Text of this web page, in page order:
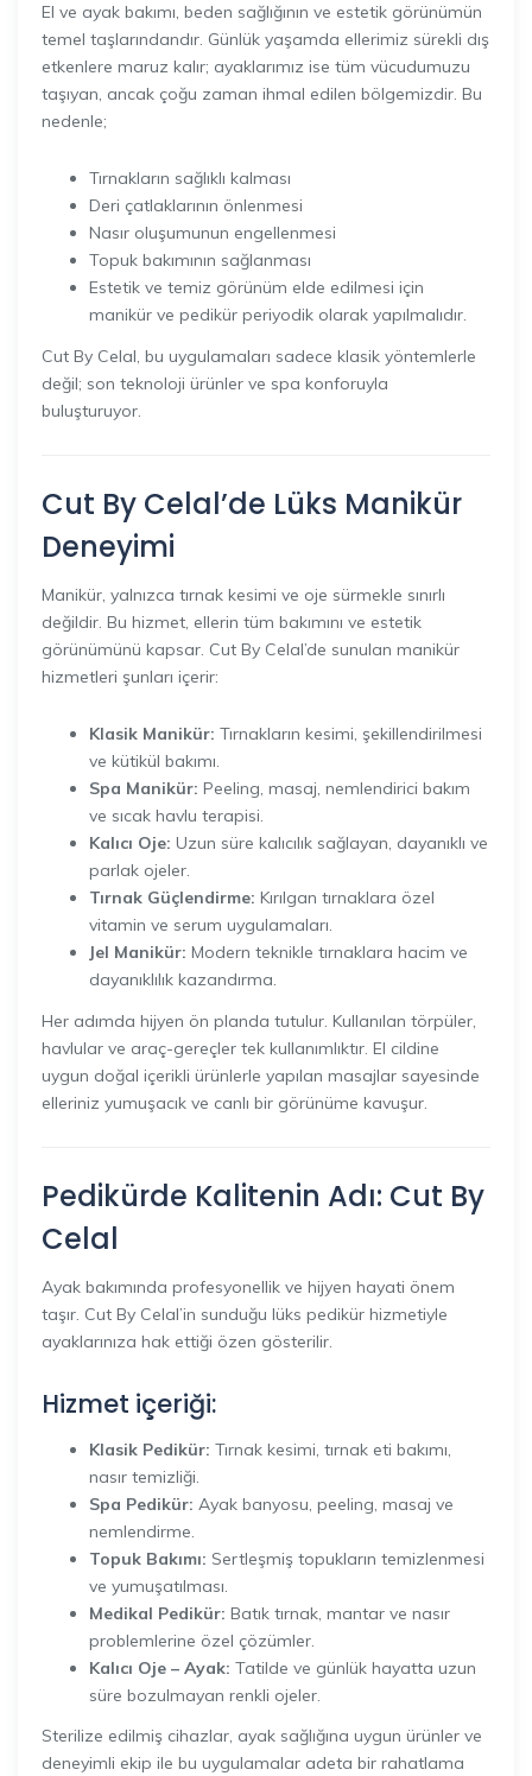
El ve ayak bakımı, beden sağlığının ve estetik görünümün
temel taşlarındandır. Günlük yaşamda ellerimiz sürekli dış
etkenlere maruz kalır; ayaklarımız ise tüm vücudumuzu
taşıyan, ancak çoğu zaman ihmal edilen bölgemizdir. Bu
nedenle;
Tırnakların sağlıklı kalması
Deri çatlaklarının önlenmesi
Nasır oluşumunun engellenmesi
Topuk bakımının sağlanması
Estetik ve temiz görünüm elde edilmesi için
manikür ve pedikür periyodik olarak yapılmalıdır.
Cut By Celal, bu uygulamaları sadece klasik yöntemlerle
değil; son teknoloji ürünler ve spa konforuyla
buluşturuyor.
Cut By Celal’de Lüks Manikür
Deneyimi
Manikür, yalnızca tırnak kesimi ve oje sürmekle sınırlı
değildir. Bu hizmet, ellerin tüm bakımını ve estetik
görünümünü kapsar. Cut By Celal’de sunulan manikür
hizmetleri şunları içerir:
Klasik Manikür: Tırnakların kesimi, şekillendirilmesi
ve kütikül bakımı.
Spa Manikür: Peeling, masaj, nemlendirici bakım
ve sıcak havlu terapisi.
Kalıcı Oje: Uzun süre kalıcılık sağlayan, dayanıklı ve
parlak ojeler.
Tırnak Güçlendirme: Kırılgan tırnaklara özel
vitamin ve serum uygulamaları.
Jel Manikür: Modern teknikle tırnaklara hacim ve
dayanıklılık kazandırma.
Her adımda hijyen ön planda tutulur. Kullanılan törpüler,
havlular ve araç-gereçler tek kullanımlıktır. El cildine
uygun doğal içerikli ürünlerle yapılan masajlar sayesinde
elleriniz yumuşacık ve canlı bir görünüme kavuşur.
Pedikürde Kalitenin Adı: Cut By
Celal
Ayak bakımında profesyonellik ve hijyen hayati önem
taşır. Cut By Celal’in sunduğu lüks pedikür hizmetiyle
ayaklarınıza hak ettiği özen gösterilir.
Hizmet içeriği:
Klasik Pedikür: Tırnak kesimi, tırnak eti bakımı,
nasır temizliği.
Spa Pedikür: Ayak banyosu, peeling, masaj ve
nemlendirme.
Topuk Bakımı: Sertleşmiş topukların temizlenmesi
ve yumuşatılması.
Medikal Pedikür: Batık tırnak, mantar ve nasır
problemlerine özel çözümler.
Kalıcı Oje – Ayak: Tatilde ve günlük hayatta uzun
süre bozulmayan renkli ojeler.
Sterilize edilmiş cihazlar, ayak sağlığına uygun ürünler ve
deneyimli ekip ile bu uygulamalar adeta bir rahatlama